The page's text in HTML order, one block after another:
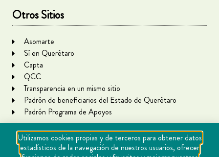
Otros Sitios
Asomarte
Sí en Querétaro
Capta
QCC
Transparencia en un mismo sitio
Padrón de beneficiarios del Estado de Querétaro
Padrón Programa de Apoyos
Utilizamos cookies propias y de terceros para obtener datos
estadísticos de la navegación de nuestros usuarios, ofrecer